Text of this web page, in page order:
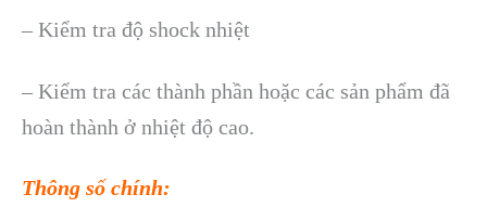
– Kiểm tra độ shock nhiệt
– Kiểm tra các thành phần hoặc các sản phẩm đã
hoàn thành ở nhiệt độ cao.
Thông số chính: